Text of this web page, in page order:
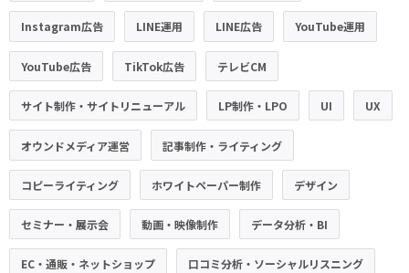
Instagram広告 LINE運用 LINE広告 YouTube運用
YouTube広告 TikTok広告 テレビCM
サイト制作・サイトリニューアル LP制作・LPO UI UX
オウンドメディア運営 記事制作・ライティング
コピーライティング ホワイトペーパー制作 デザイン
セミナー・展示会 動画・映像制作 データ分析・BI
EC・通販・ネットショップ 口コミ分析・ソーシャルリスニング